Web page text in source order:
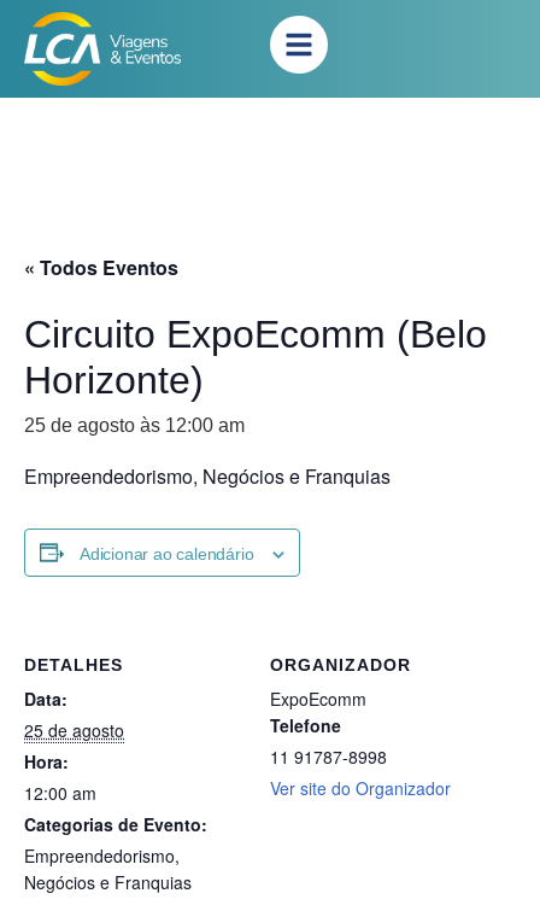
« Todos Eventos
Circuito ExpoEcomm (Belo
Horizonte)
25 de agosto às 12:00 am
Empreendedorismo, Negócios e Franquias
Adicionar ao calendário
DETALHES
Data:
25 de agosto
Hora:
12:00 am
Categorias de Evento:
Empreendedorismo,
Negócios e Franquias
ORGANIZADOR
ExpoEcomm
Telefone
11 91787-8998
Ver site do Organizador